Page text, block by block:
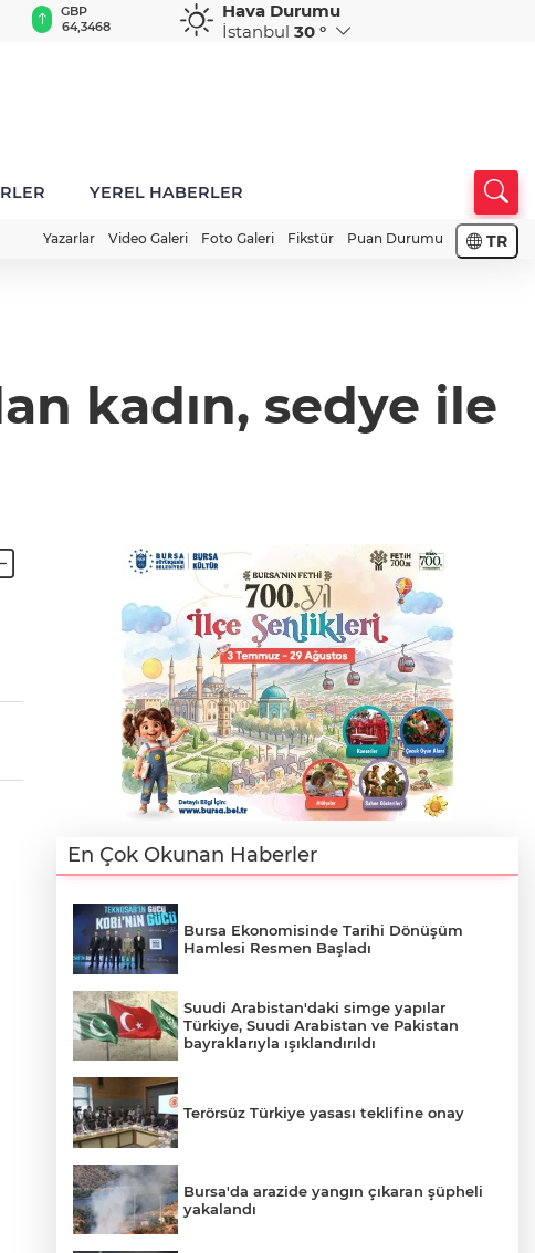
GBP
64,3468
CHF
59,0083
CAD
34,1883
Hava Durumu
İstanbul 30 °
YEREL HABERLER
Yazarlar Video Galeri Foto Galeri Fikstür Puan Durumu TR
kadın, sedye ile
En Çok Okunan Haberler
Bursa Ekonomisinde Tarihi Dönüşüm
Hamlesi Resmen Başladı
Suudi Arabistan'daki simge yapılar
Türkiye, Suudi Arabistan ve Pakistan
bayraklarıyla ışıklandırıldı
Terörsüz Türkiye yasası teklifine onay
Bursa'da arazide yangın çıkaran şüpheli
yakalandı